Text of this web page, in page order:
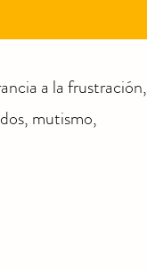
a la frustración,
mutismo,